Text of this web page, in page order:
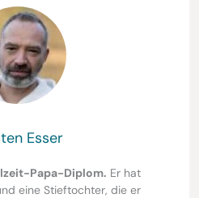
Esser
Papa-Diplom. Er hat
eine Stieftochter, die er